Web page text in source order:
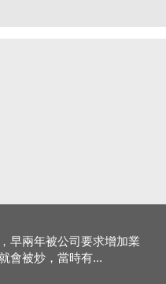
早兩年被公司要求增加業
會被炒，當時有...